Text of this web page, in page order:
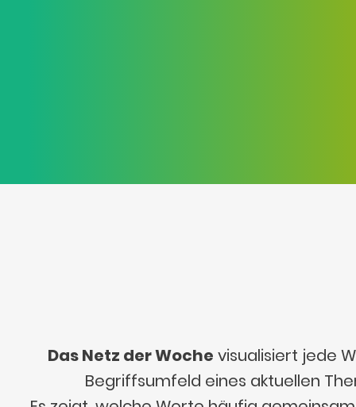
Das Netz der Woche visualisiert jede
Begriffsumfeld eines aktuellen